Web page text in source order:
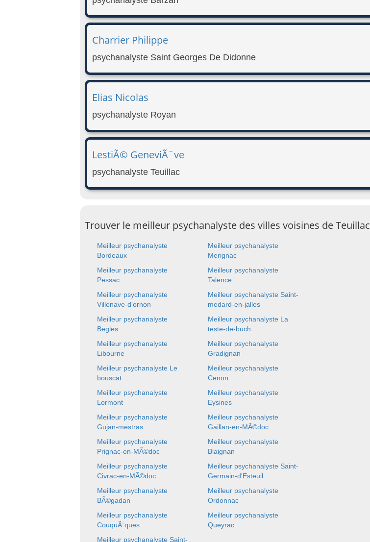
Charrier Philippe
psychanalyste Saint Georges De Didonne
Elias Nicolas
psychanalyste Royan
LestiÃ© GeneviÃ¨ve
psychanalyste Teuillac
Trouver le meilleur psychanalyste des villes voisines de Teuillac
Meilleur psychanalyste
Bordeaux
Meilleur psychanalyste
Merignac
Meilleur psychanalyste
Pessac
Meilleur psychanalyste
Talence
Meilleur psychanalyste
Villenave-d'ornon
Meilleur psychanalyste Saint-
medard-en-jalles
Meilleur psychanalyste
Begles
Meilleur psychanalyste La
teste-de-buch
Meilleur psychanalyste
Libourne
Meilleur psychanalyste
Gradignan
Meilleur psychanalyste Le
bouscat
Meilleur psychanalyste
Cenon
Meilleur psychanalyste
Lormont
Meilleur psychanalyste
Eysines
Meilleur psychanalyste
Gujan-mestras
Meilleur psychanalyste
Gaillan-en-MÃ©doc
Meilleur psychanalyste
Prignac-en-MÃ©doc
Meilleur psychanalyste
Blaignan
Meilleur psychanalyste
Civrac-en-MÃ©doc
Meilleur psychanalyste Saint-
Germain-d'Esteuil
Meilleur psychanalyste
BÃ©gadan
Meilleur psychanalyste
Ordonnac
Meilleur psychanalyste
CouquÃ¨ques
Meilleur psychanalyste
Queyrac
Meilleur psychanalyste Saint-